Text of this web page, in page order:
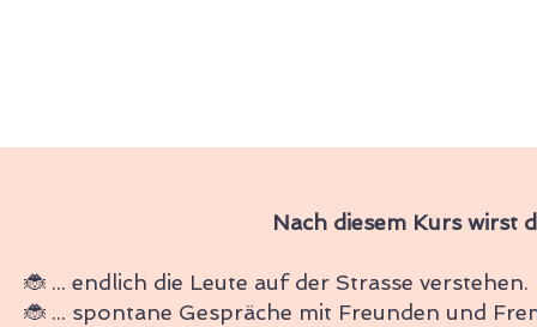
Nach diesem Kurs wirst
🐞 ... endlich die Leute auf der Strasse verstehen.
🐞 ... spontane Gespräche mit Freunden und